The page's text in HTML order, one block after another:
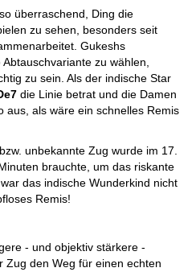
überraschend, Ding die
zu sehen, besonders seit
Gukeshs
Abtauschvariante zu wählen,
zu sein. Als der indische Star
die Linie betrat und die Damen
aus, als wäre ein schnelles Remis
unbekannte Zug wurde im 17.
brauchte, um das riskante
das indische Wunderkind nicht
Remis!
- und objektiv stärkere -
Zug den Weg für einen echten